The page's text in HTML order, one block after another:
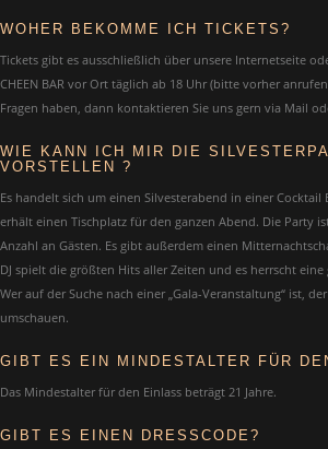
WOHER BEKOMME ICH TICKETS?
Tickets gibt es ausschließlich über unsere Internetseite
CHEEN BAR vor Ort täglich ab 18 Uhr (bitte vorher
Fragen haben, dann kontaktieren Sie uns gern via Mail
WIE KANN ICH MIR DIE
VORSTELLEN ?
Es handelt sich um einen Silvesterabend in einer Cocktail
erhält einen Tischplatz für den ganzen Abend. Die Party
Anzahl an Gästen. Es gibt außerdem einen
DJ spielt die größten Hits aller Zeiten und es herrscht
Wer auf der Suche nach einer „Gala-Veranstaltung“ ist,
umschauen.
GIBT ES EIN MINDESTALTER FÜR
Das Mindestalter für den Einlass beträgt 21 Jahre.
GIBT ES EINEN DRESSCODE?